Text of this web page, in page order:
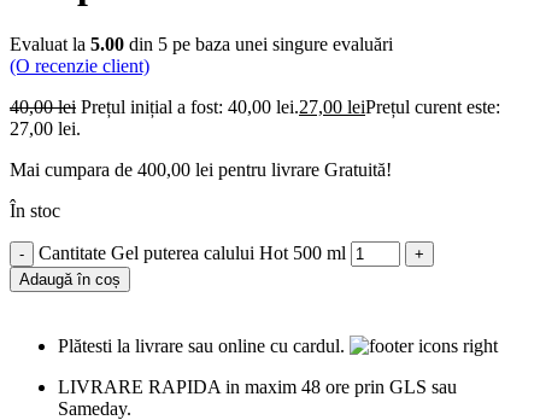
Evaluat la 5.00 din 5 pe baza unei singure evaluări
(O recenzie client)
40,00lei Prețul inițial a fost: 40,00 lei.27,00 leiPrețul curent este:
27,00 lei.
Mai cumpara de 400,00 lei pentru livrare Gratuită!
În stoc
Cantitate Gel puterea calului Hot 500 ml
Adaugă în coș
Plătesti la livrare sau online cu cardul.
LIVRARE RAPIDA in maxim 48 ore prin GLS sau
Sameday.